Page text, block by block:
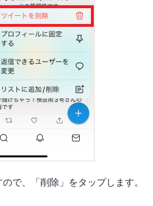
で、「削除」をタップします。